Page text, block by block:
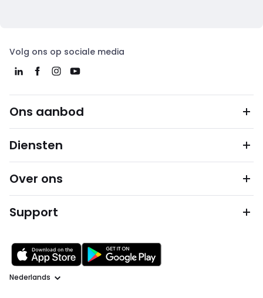
Volg ons op sociale media
Ons aanbod
Diensten
Over ons
Support
Taal